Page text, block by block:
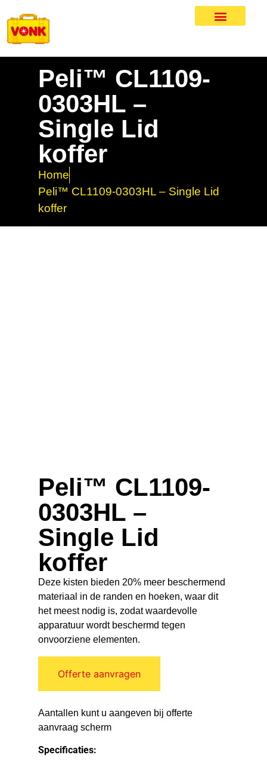
Peli™ CL1109-
0303HL –
Single Lid
koffer
Home
Peli™ CL1109-0303HL – Single Lid
koffer
Peli™ CL1109-
0303HL –
Single Lid
koffer
Deze kisten bieden 20% meer beschermend
materiaal in de randen en hoeken, waar dit
het meest nodig is, zodat waardevolle
apparatuur wordt beschermd tegen
onvoorziene elementen.
Offerte aanvragen
Aantallen kunt u aangeven bij offerte
aanvraag scherm
Specificaties: